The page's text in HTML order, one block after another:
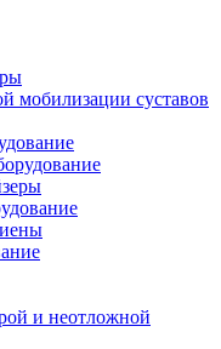
мобилизации суставов
и неотложной